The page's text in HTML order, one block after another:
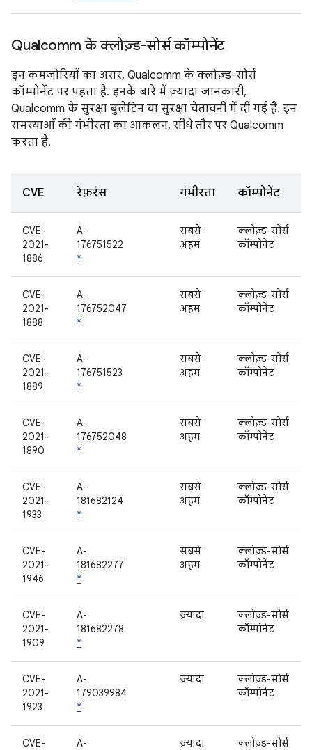
Qualcomm के क्लोज़्ड-सोर्स कॉम्पोनेंट
इन कमजोरियों का असर, Qualcomm के क्लोज़्ड-सोर्स
कॉम्पोनेंट पर पड़ता है. इनके बारे में ज़्यादा जानकारी,
Qualcomm के सुरक्षा बुलेटिन या सुरक्षा चेतावनी में दी गई है. इन
समस्याओं की गंभीरता का आकलन, सीधे तौर पर Qualcomm
करता है.
CVE रेफ़रंस गंभीरता कॉम्पोनेंट
CVE-
2021-
1886
A-
176751522
*
सबसे
अहम
क्लोज़्ड-सोर्स
कॉम्पोनेंट
CVE-
2021-
1888
A-
176752047
*
सबसे
अहम
क्लोज़्ड-सोर्स
कॉम्पोनेंट
CVE-
2021-
1889
A-
176751523
*
सबसे
अहम
क्लोज़्ड-सोर्स
कॉम्पोनेंट
CVE-
2021-
1890
A-
176752048
*
सबसे
अहम
क्लोज़्ड-सोर्स
कॉम्पोनेंट
CVE-
2021-
1933
A-
181682124
*
सबसे
अहम
क्लोज़्ड-सोर्स
कॉम्पोनेंट
CVE-
2021-
1946
A-
181682277
*
सबसे
अहम
क्लोज़्ड-सोर्स
कॉम्पोनेंट
CVE-
2021-
1909
A-
181682278
*
ज़्यादा
क्लोज़्ड-सोर्स
कॉम्पोनेंट
CVE-
2021-
1923
A-
179039984
*
ज़्यादा
क्लोज़्ड-सोर्स
कॉम्पोनेंट
CVE-
A-
ज़्यादा
क्लोज़्ड-सोर्स